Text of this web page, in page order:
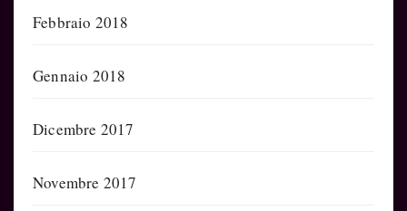
Febbraio 2018
Gennaio 2018
Dicembre 2017
Novembre 2017